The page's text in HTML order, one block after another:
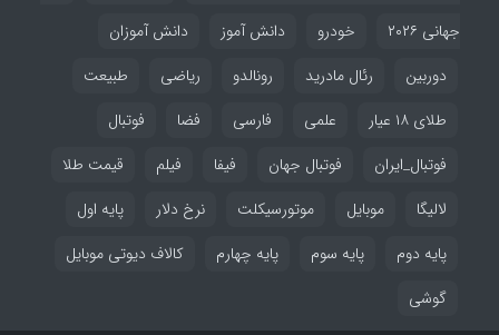
جهانی ۲۰۲۶
خودرو دانش آموز
دانش آموزان
دوربین
رئال مادرید رونالدو ریاضی
طبیعت
طلای ۱۸ عیار
علمی فارسی فضا
فوتبال
فوتبال_ایران
فوتبال جهان فیفا فیلم
قیمت طلا
لالیگا
موبایل موتورسیکلت نرخ دلار
پایه اول
پایه دوم
پایه سوم پایه چهارم
کالاف دیوتی موبایل
گوشی